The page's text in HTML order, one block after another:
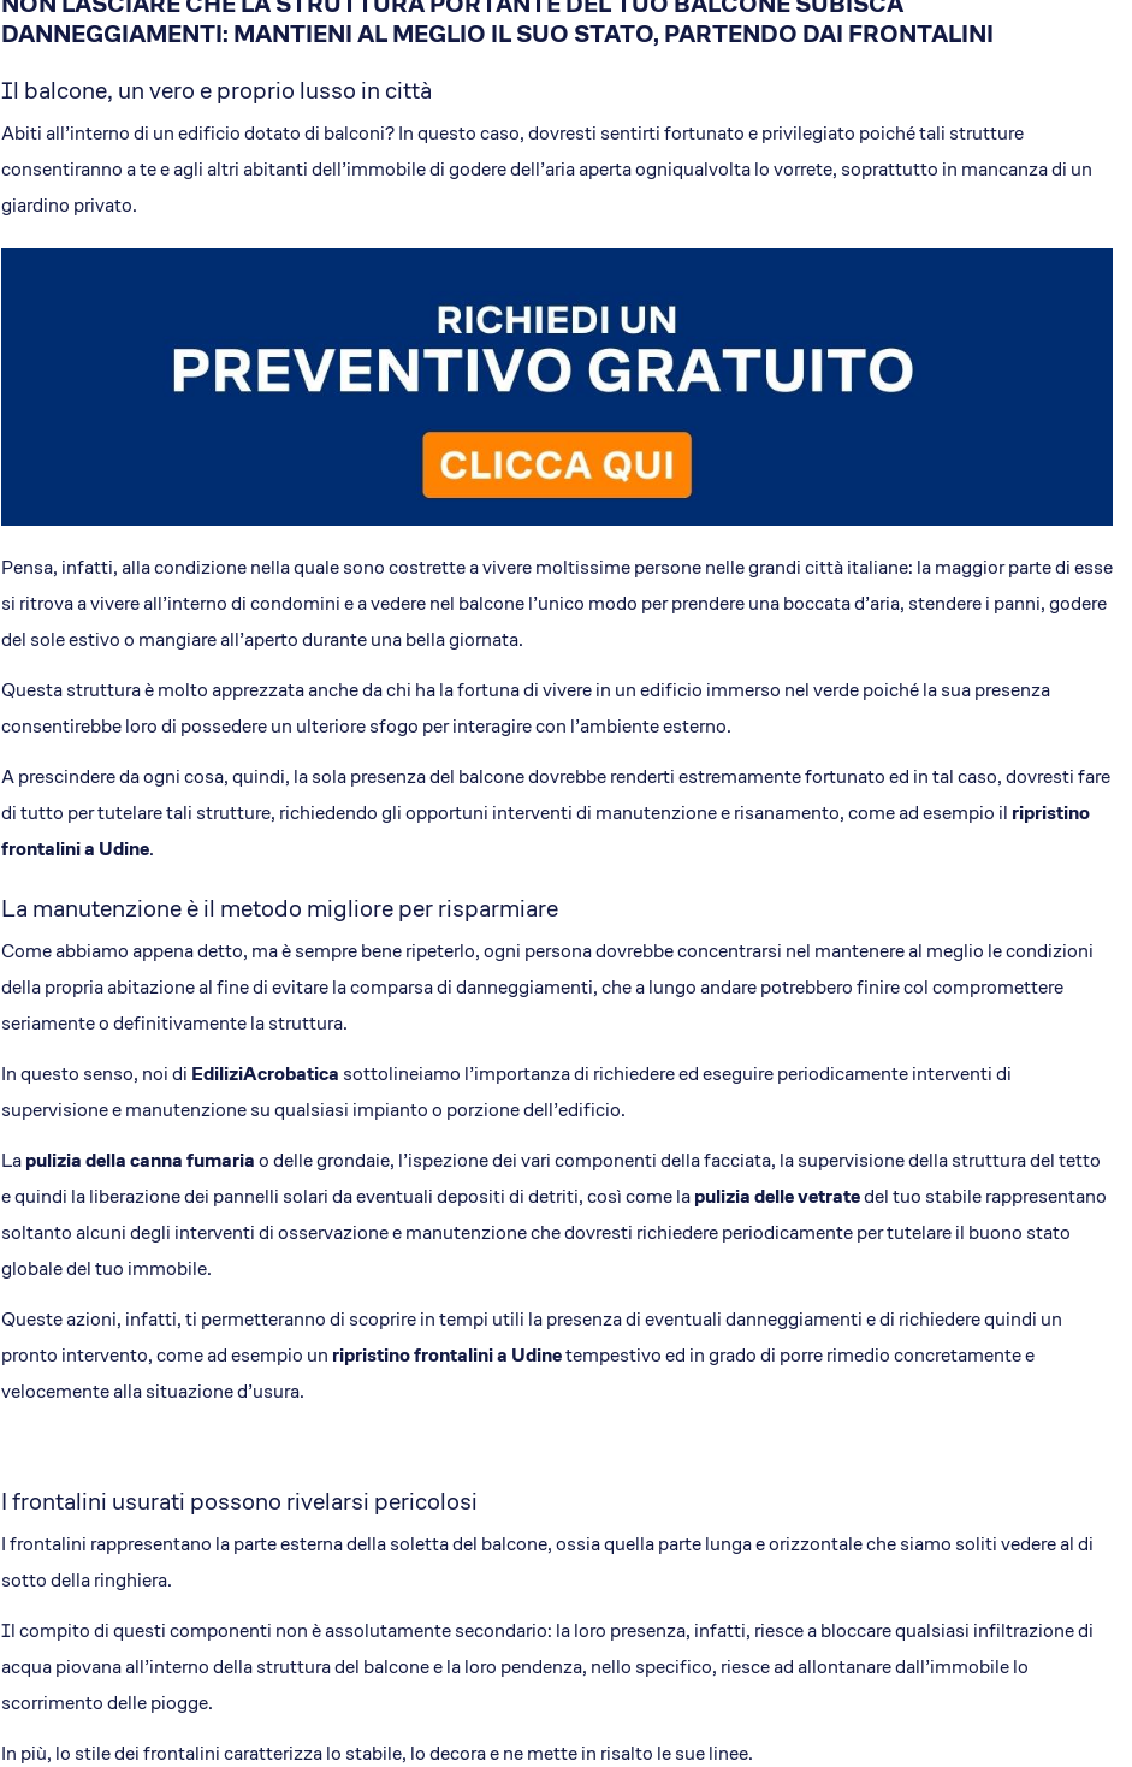
Il concept
Il pacchetto Franchising di EA
Apri una sede EA in Franchising
Rassegna Stampa
Comunicati Stampa
Foto e Video
EdiliziAcrobatica S.P.A.
20121, Milano
DANNEGGIAMENTI: MANTIENI AL MEGLIO IL SUO STATO, PARTENDO DAI FRONTALINI
Il balcone, un vero e proprio lusso in città
Abiti all’interno di un edificio dotato di balconi? In questo caso, dovresti sentirti fortunato e privilegiato poiché tali strutture
consentiranno a te e agli altri abitanti dell’immobile di godere dell’aria aperta ogniqualvolta lo vorrete, soprattutto in mancanza di un
giardino privato.
Pensa, infatti, alla condizione nella quale sono costrette a vivere moltissime persone nelle grandi città italiane: la maggior parte di esse
si ritrova a vivere all’interno di condomini e a vedere nel balcone l’unico modo per prendere una boccata d’aria, stendere i panni, godere
del sole estivo o mangiare all’aperto durante una bella giornata.
Questa struttura è molto apprezzata anche da chi ha la fortuna di vivere in un edificio immerso nel verde poiché la sua presenza
consentirebbe loro di possedere un ulteriore sfogo per interagire con l’ambiente esterno.
A prescindere da ogni cosa, quindi, la sola presenza del balcone dovrebbe renderti estremamente fortunato ed in tal caso, dovresti fare
di tutto per tutelare tali strutture, richiedendo gli opportuni interventi di manutenzione e risanamento, come ad esempio il ripristino
frontalini a Udine.
La manutenzione è il metodo migliore per risparmiare
Come abbiamo appena detto, ma è sempre bene ripeterlo, ogni persona dovrebbe concentrarsi nel mantenere al meglio le condizioni
della propria abitazione al fine di evitare la comparsa di danneggiamenti, che a lungo andare potrebbero finire col compromettere
seriamente o definitivamente la struttura.
In questo senso, noi di EdiliziAcrobatica sottolineiamo l’importanza di richiedere ed eseguire periodicamente interventi di
supervisione e manutenzione su qualsiasi impianto o porzione dell’edificio.
Lapulizia della canna fumariao delle grondaie, l’ispezione dei vari componenti della facciata, la supervisione della struttura del tetto
e quindi la liberazione dei pannelli solari da eventuali depositi di detriti, così come lapulizia delle vetratedel tuo stabile rappresentano
soltanto alcuni degli interventi di osservazione e manutenzione che dovresti richiedere periodicamente per tutelare il buono stato
globale del tuo immobile.
Queste azioni, infatti, ti permetteranno di scoprire in tempi utili la presenza di eventuali danneggiamenti e di richiedere quindi un
pronto intervento, come ad esempio un ripristino frontalini a Udinetempestivo ed in grado di porre rimedio concretamente e
velocemente alla situazione d’usura.
I frontalini usurati possono rivelarsi pericolosi
I frontalini rappresentano la parte esterna della soletta del balcone, ossia quella parte lunga e orizzontale che siamo soliti vedere al di
sotto della ringhiera.
Il compito di questi componenti non è assolutamente secondario: la loro presenza, infatti, riesce a bloccare qualsiasi infiltrazione di
acqua piovana all’interno della struttura del balcone e la loro pendenza, nello specifico, riesce ad allontanare dall’immobile lo
scorrimento delle piogge.
In più, lo stile dei frontalini caratterizza lo stabile, lo decora e ne mette in risalto le sue linee.